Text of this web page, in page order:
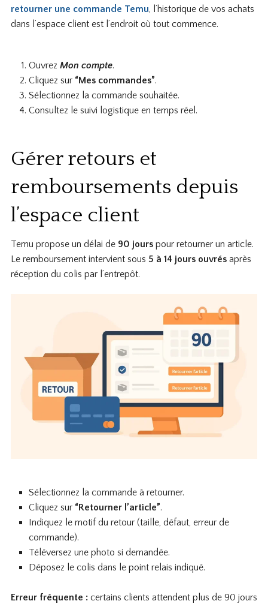
retourner une commande Temu , l’historique de vos achats
dans l’espace client est l’endroit où tout commence.
Ouvrez Mon compte.
Cliquez sur “Mes commandes”.
Sélectionnez la commande souhaitée.
Consultez le suivi logistique en temps réel.
Gérer retours et
remboursements depuis
l’espace client
Temu propose un délai de 90 jourspour retourner un article.
Le remboursement intervient sous 5 à 14 jours ouvrésaprès
réception du colis par l’entrepôt.
Sélectionnez la commande à retourner.
Cliquez sur “Retourner l’article”.
Indiquez le motif du retour (taille, défaut, erreur de
commande).
Téléversez une photo si demandée.
Déposez le colis dans le point relais indiqué.
Erreur fréquente :certains clients attendent plus de 90 jours